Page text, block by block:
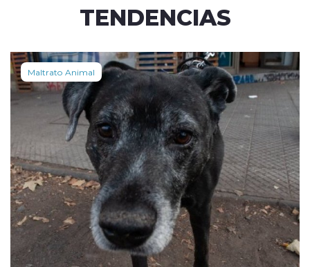
TENDENCIAS
Maltrato Animal